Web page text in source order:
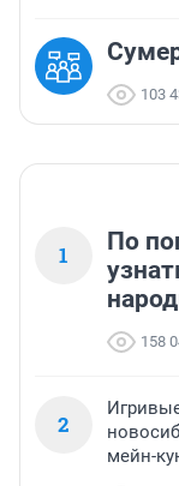
103
1
По
158
2
мейн-